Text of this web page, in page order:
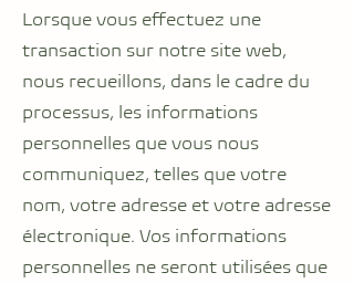
Lorsque vous effectuez une
transaction sur notre site web,
nous recueillons, dans le cadre du
processus, les informations
personnelles que vous nous
communiquez, telles que votre
nom, votre adresse et votre adresse
électronique. Vos informations
personnelles ne seront utilisées que